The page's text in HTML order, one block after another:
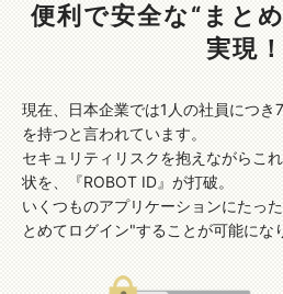
便利で安全な“まと
実現！
現在、日本企業では1人の社員につき
を持つと言われています。
セキュリティリスクを抱えながらこ
状を、『ROBOT ID』が打破。
いくつものアプリケーションにたっ
とめてログイン"することが可能にな